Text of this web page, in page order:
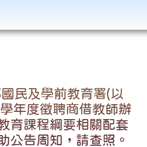
民及學前教育署(以
年度徵聘商借教師辦
育課程綱要相關配套
公告周知，請查照。